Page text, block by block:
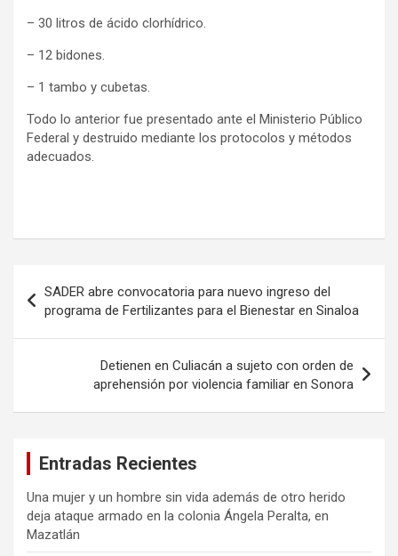
– 30 litros de ácido clorhídrico.
– 12 bidones.
– 1 tambo y cubetas.
Todo lo anterior fue presentado ante el Ministerio Público
Federal y destruido mediante los protocolos y métodos
adecuados.
de
entradas
SADER abre convocatoria para nuevo ingreso del
programa de Fertilizantes para el Bienestar en Sinaloa
Detienen en Culiacán a sujeto con orden de
aprehensión por violencia familiar en Sonora
Entradas Recientes
Una mujer y un hombre sin vida además de otro herido
deja ataque armado en la colonia Ángela Peralta, en
Mazatlán